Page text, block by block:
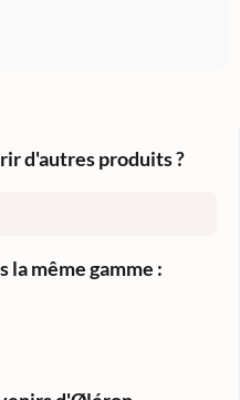
d'autres produits ?
la même gamme :